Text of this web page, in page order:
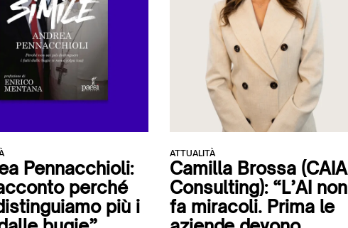
Pennacchioli:
perché
più i
ATTUALITÀ
Camilla Brossa (CAIA
Consulting): “L’AI non
fa miracoli. Prima le